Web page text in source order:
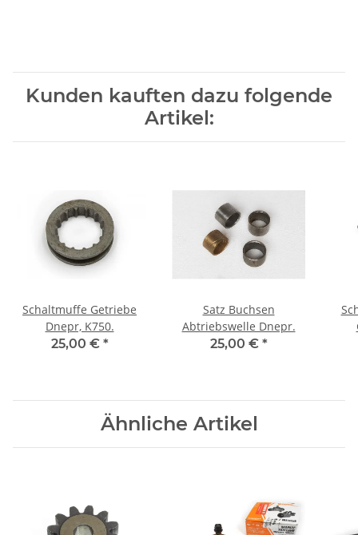
Kunden kauften dazu folgende
Artikel:
Schaltmuffe Getriebe
Dnepr, K750.
25,00 € *
Satz Buchsen
Abtriebswelle Dnepr.
25,00 € *
Ähnliche Artikel